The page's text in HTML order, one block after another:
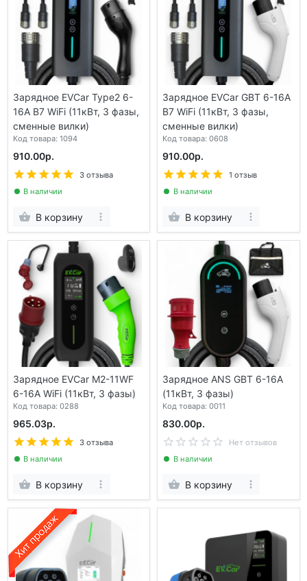
Зарядное EVCar Type2 6-
16A B7 WiFi (11кВт, 3 фазы,
сменные вилки)
Код товара: 1094
910.00р.
3 отзыва
В наличии
В корзину
Зарядное EVCar GBT 6-16A
B7 WiFi (11кВт, 3 фазы,
сменные вилки)
Код товара: 0608
910.00р.
1 отзыв
В наличии
В корзину
Зарядное EVCar M2-11WF
6-16A WiFi (11кВт, 3 фазы)
Код товара: 0288
965.03р.
3 отзыва
В наличии
В корзину
Зарядное ANS GBT 6-16A
(11кВт, 3 фазы)
Код товара: 0011
830.00р.
Нет отзывов
В наличии
В корзину